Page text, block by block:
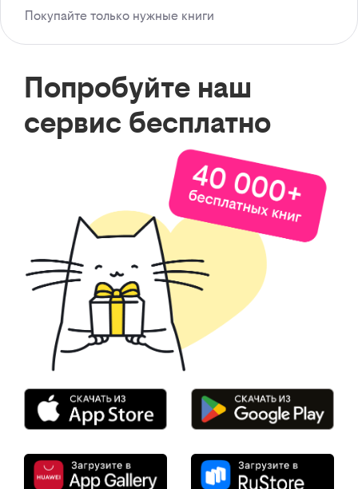
Покупайте только нужные книги
Попробуйте наш
сервис бесплатно